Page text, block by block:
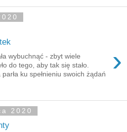
›
wybuchnąć - zbyt wiele
do tego, aby tak się stało.
ku spełnieniu swoich żądań
2020